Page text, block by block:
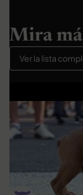
Mira
Ver la lista